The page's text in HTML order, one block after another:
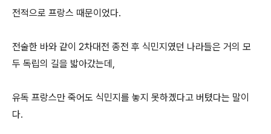
전적으로 프랑스 때문이었다.
전술한 바와 같이 2차대전 종전 후 식민지였던 나라들은 거의 모
두 독립의 길을 밟아갔는데,
유독 프랑스만 죽어도 식민지를 놓지 못하곘다고 버텼다는 말이
다.